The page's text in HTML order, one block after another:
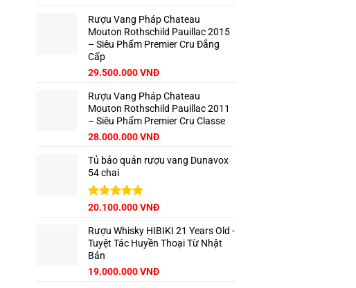
là:
35.000.000 VNĐ.
tại
là:
32.000.000 VNĐ.
Rượu Vang Pháp Chateau
Mouton Rothschild Pauillac 2015
– Siêu Phẩm Premier Cru Đẳng
Cấp
29.500.000VNĐ
Rượu Vang Pháp Chateau
Mouton Rothschild Pauillac 2011
– Siêu Phẩm Premier Cru Classe
28.000.000VNĐ
Tủ bảo quản rượu vang Dunavox
54 chai
Được xếp
5 sao
Giá
là:
22.500.000 VNĐ.
20.100.000VNĐGiá
tại
là:
Rượu Whisky HIBIKI 21 Years Old -
Tuyệt Tác Huyền Thoại Từ Nhật
Bản
Giá
19.000.000VNĐGiá